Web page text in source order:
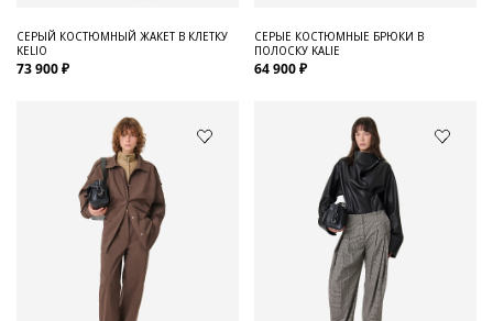
СЕРЫЙ КОСТЮМНЫЙ ЖАКЕТ В КЛЕТКУ
KELIO
73 900 ₽
СЕРЫЕ КОСТЮМНЫЕ БРЮКИ В
ПОЛОСКУ KALIE
64 900 ₽